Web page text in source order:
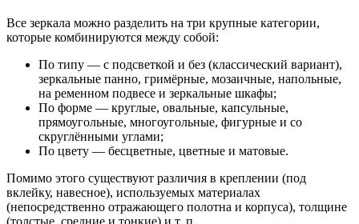
Все зеркала можно разделить на три крупные категории,
которые комбинируются между собой:
По типу — с подсветкой и без (классический вариант),
зеркальные панно, гримёрные, мозаичные, напольные,
на ременном подвесе и зеркальные шкафы;
По форме — круглые, овальные, капсульные,
прямоугольные, многоугольные, фигурные и со
скруглёнными углами;
По цвету — бесцветные, цветные и матовые.
Помимо этого существуют различия в креплении (под
вклейку, навесное), используемых материалах
(непосредственно отражающего полотна и корпуса), толщине
(толстые, средние и тонкие) и т. п.